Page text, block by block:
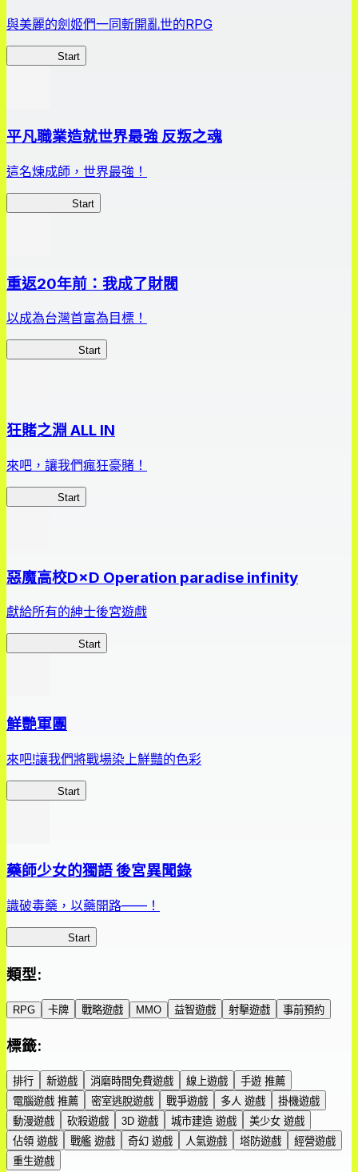
與美麗的劍姬們一同斬開亂世的RPG
Start
平凡職業造就世界最強 反叛之魂
這名煉成師，世界最強！
Start
重返20年前：我成了財閥
以成為台灣首富為目標！
Start
狂賭之淵 ALL IN
來吧，讓我們瘋狂豪賭！
Start
惡魔高校D×D Operation paradise infinity
獻給所有的紳士後宮遊戲
Start
鮮艷軍團
來吧!讓我們將戰場染上鮮豔的色彩
Start
藥師少女的獨語 後宮異聞錄
識破毒藥，以藥開路——！
Start
類型:
RPG 卡牌 戰略遊戲 MMO 益智遊戲 射擊遊戲 事前預約
標籤:
排行 新遊戲 消磨時間免費遊戲 線上遊戲
手遊 推薦
電腦遊戲 推薦
密室逃脫遊戲 戰爭遊戲 多人 遊戲
掛機遊戲
動漫遊戲
砍殺遊戲 3D 遊戲 城市建造 遊戲
美少女 遊戲
佔領 遊戲
戰艦 遊戲 奇幻 遊戲 人氣遊戲 塔防遊戲
經營遊戲
重生遊戲